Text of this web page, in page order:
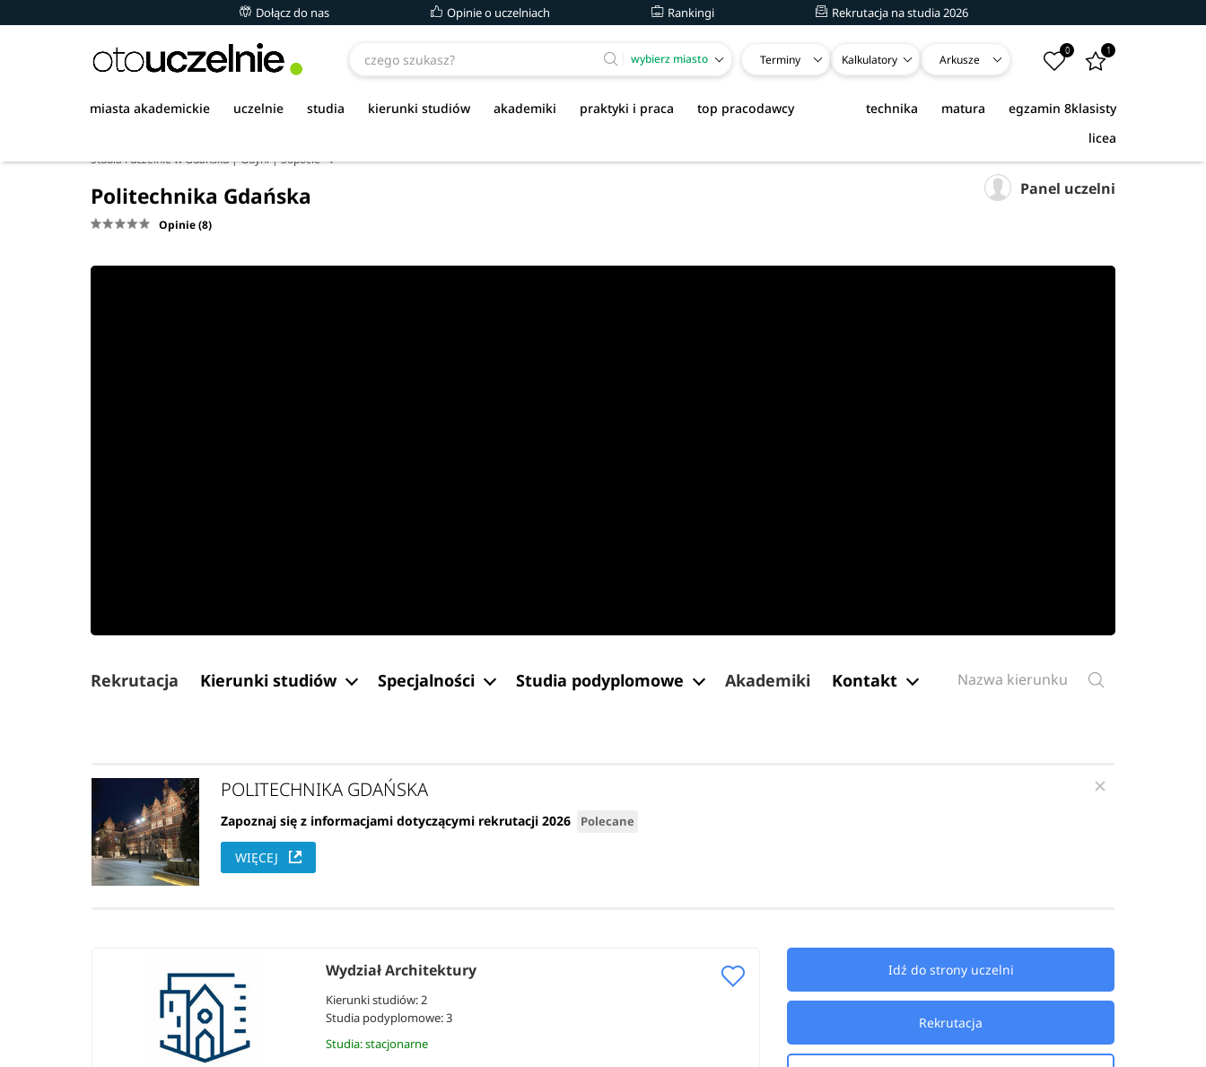
Dołącz do nas Opinie o uczelniach Rankingi Rekrutacja na studia 2026
wybierz miasto Terminy Kalkulatory Arkusze
0 1
miasta akademickie uczelnie studia kierunki studiów akademiki praktyki i praca top pracodawcy egzamin 8klasisty
matura
technika
licea
Studia i uczelnie w Gdańsku | Gdyni | Sopocie
Politechnika Gdańska
Opinie (8)
Panel uczelni
Rekrutacja Kierunki studiów Specjalności Studia podyplomowe Akademiki Kontakt
POLITECHNIKA GDAŃSKA
Zapoznaj się z informacjami dotyczącymi rekrutacji 2026 Polecane
WIĘCEJ
Wydział Architektury
Kierunki studiów: 2
Studia podyplomowe: 3
Studia: stacjonarne
Idź do strony uczelni
Rekrutacja